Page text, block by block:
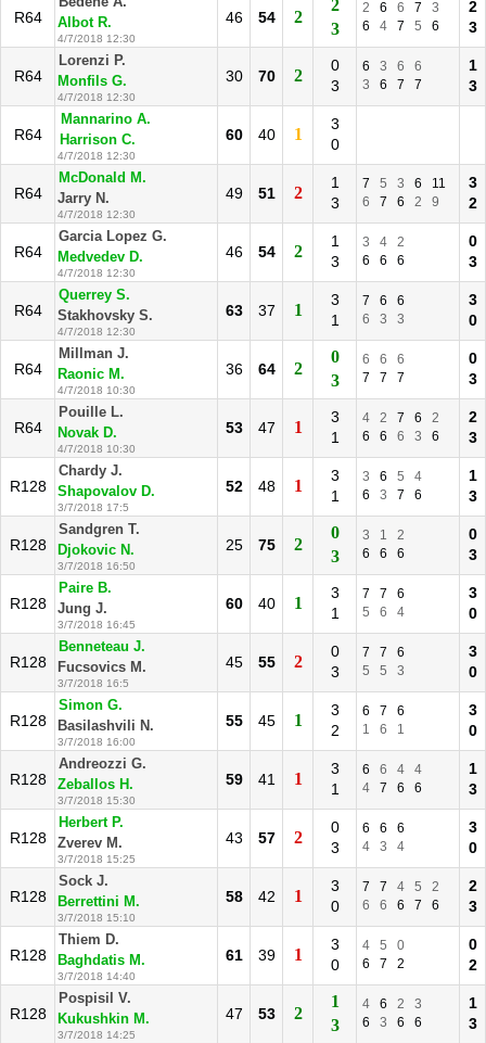
R64
Albot R.
4/7/2018 12:30
46 54 2
2
3
2 6 6 7
3
6
4 7 5 6
2
3
R64
Lorenzi P.
Monfils G.
4/7/2018 12:30
30 70 2
0
3
6 3 6
6
3
6 7 7
1
3
R64
Mannarino A.
Harrison C.
4/7/2018 12:30
60 40 1
3
0
R64
McDonald M.
Jarry N.
4/7/2018 12:30
49 51 2
1
3
7 5 3 6
11
6
7 6 2 9
3
2
R64
Garcia Lopez G.
Medvedev D.
4/7/2018 12:30
46 54 2
1
3
3 4
2
6
6 6
0
3
R64
Querrey S.
Stakhovsky S.
4/7/2018 12:30
63 37 1
3
1
7 6
6
6
3 3
3
0
R64
Millman J.
Raonic M.
4/7/2018 10:30
36 64 2
0
3
6 6
6
7
7 7
0
3
R64
Pouille L.
Novak D.
4/7/2018 10:30
53 47 1
3
1
4 2 7 6
2
6
6 6 3 6
2
3
R128
Chardy J.
Shapovalov D.
3/7/2018 17:5
52 48 1
3
1
3 6 5
4
6
3 7 6
1
3
R128
Sandgren T.
Djokovic N.
3/7/2018 16:50
25 75 2
0
3
3 1
2
6
6 6
0
3
R128
Paire B.
Jung J.
3/7/2018 16:45
60 40 1
3
1
7 7
6
5
6 4
3
0
R128
Benneteau J.
Fucsovics M.
3/7/2018 16:5
45 55 2
0
3
7 7
6
5
5 3
3
0
R128
Simon G.
Basilashvili N.
3/7/2018 16:00
55 45 1
3
2
6 7
6
1
6 1
3
0
R128
Andreozzi G.
Zeballos H.
3/7/2018 15:30
59 41 1
3
1
6 6 4
4
4
7 6 6
1
3
R128
Herbert P.
Zverev M.
3/7/2018 15:25
43 57 2
0
3
6 6
6
4
3 4
3
0
R128
Sock J.
Berrettini M.
3/7/2018 15:10
58 42 1
3
0
7 7 4 5
2
6
6 6 7 6
2
3
R128
Thiem D.
Baghdatis M.
3/7/2018 14:40
61 39 1
3
0
4 5
0
6
7 2
0
2
R128
Pospisil V.
Kukushkin M.
3/7/2018 14:25
47 53 2
1
3
4 6 2
3
6
3 6 6
1
3